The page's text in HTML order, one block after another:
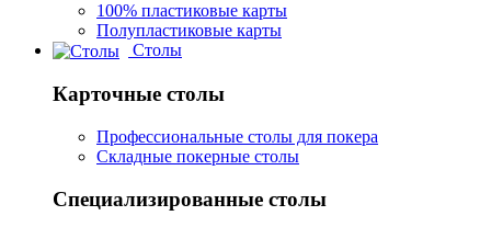
100% пластиковые карты
Полупластиковые карты
Столы
Карточные столы
Профессиональные столы для покера
Складные покерные столы
Специализированные столы